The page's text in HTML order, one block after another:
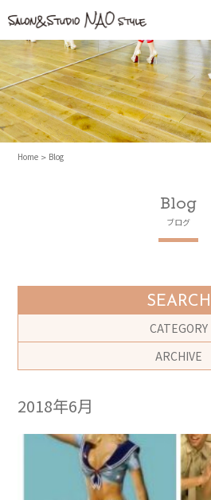
Home Blog
Blog
ブログ
SEARCH
CATEGORY
ARCHIVE
2018年6月